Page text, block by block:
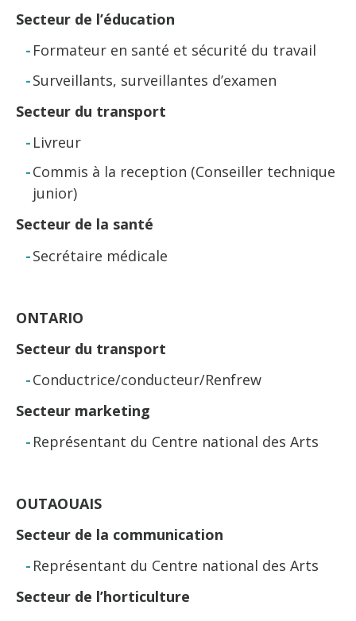
Secteur de l’éducation
Formateur en santé et sécurité du travail
Surveillants, surveillantes d’examen
Secteur du transport
Livreur
Commis à la reception (Conseiller technique
junior)
Secteur de la santé
Secrétaire médicale
ONTARIO
Secteur du transport
Conductrice/conducteur/Renfrew
Secteur marketing
Représentant du Centre national des Arts
OUTAOUAIS
Secteur de la communication
Représentant du Centre national des Arts
Secteur de l’horticulture